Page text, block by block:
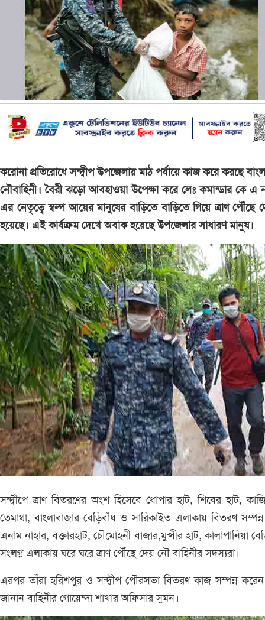
করোনা প্রতিরোধে সন্দ্বীপ উপজেলায় মাঠ পর্যায়ে কাজ করে করছে
নৌবাহিনী। বৈরী ঝড়ো আবহাওয়া উপেক্ষা করে লেঃ কমান্ডার কে এ
এর নেতৃত্বে স্বল্প আয়ের মানুষের বাড়িতে বাড়িতে গিয়ে ত্রাণ পৌঁছে
হয়েছে। এই কার্যক্রম দেখে অবাক হয়েছে উপজেলার সাধারণ মানুষ।
সন্দ্বীপে ত্রাণ বিতরণের অংশ হিসেবে ধোপার হাট, শিবের হাট,
তেমাথা, বাংলাবাজার বেড়িবাঁধ ও সারিকাইত এলাকায় বিতরণ
এনাম নাহার, বক্তারহাট, চৌমোহনী বাজার,মুন্সীর হাট, কালাপানিয়া
সংলগ্ন এলাকায় ঘরে ঘরে ত্রাণ পৌঁছে দেয় নৌ বাহিনীর সদস্যরা।
এরপর তাঁরা হরিশপুর ও সন্দ্বীপ পৌরসভা বিতরণ কাজ সম্পন্ন
জানান বাহিনীর গোয়েন্দা শাখার অফিসার সুমন।